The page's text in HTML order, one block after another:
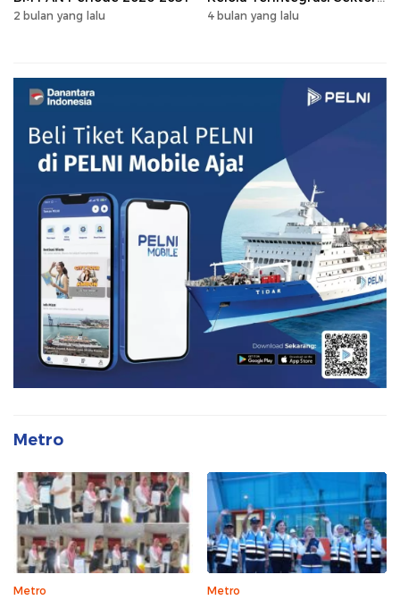
2 bulan yang lalu
Peternakan Sulsel
4 bulan yang lalu
Metro
Metro Metro